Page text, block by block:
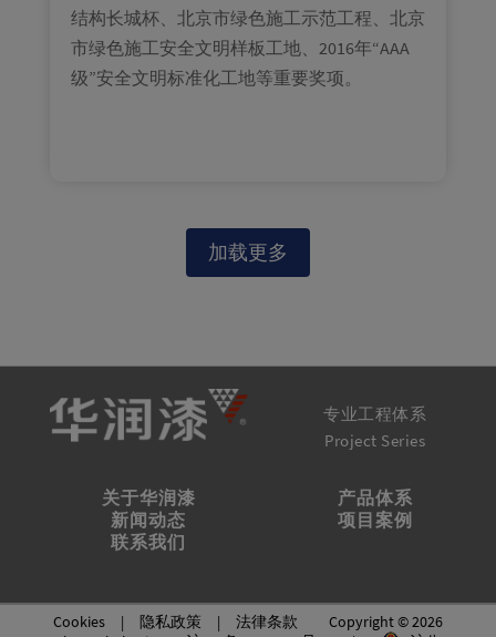
结构长城杯、北京市绿色施工示范工程、北京
市绿色施工安全文明样板工地、2016年“AAA
级”安全文明标准化工地等重要奖项。
加载更多
专业工程体系
Project Series
关于华润漆
新闻动态
联系我们
产品体系
项目案例
Cookies| 隐私政策 | 法律条款 Copyright © 2026